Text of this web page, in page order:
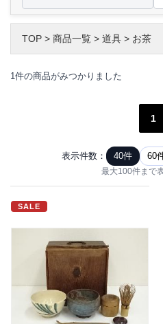
TOP > 商品一覧 > 道具 > お茶
1件の商品がみつかりました
1
表示件数： 40件 60
最大100件まで
SALE